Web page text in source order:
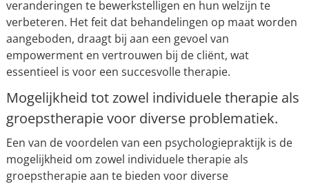
veranderingen te bewerkstelligen en hun welzijn te
verbeteren. Het feit dat behandelingen op maat worden
aangeboden, draagt bij aan een gevoel van
empowerment en vertrouwen bij de cliënt, wat
essentieel is voor een succesvolle therapie.
Mogelijkheid tot zowel individuele therapie als
groepstherapie voor diverse problematiek.
Een van de voordelen van een psychologiepraktijk is de
mogelijkheid om zowel individuele therapie als
groepstherapie aan te bieden voor diverse